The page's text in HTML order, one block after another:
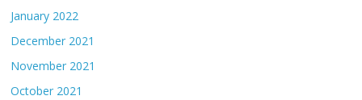
January 2022
December 2021
November 2021
October 2021